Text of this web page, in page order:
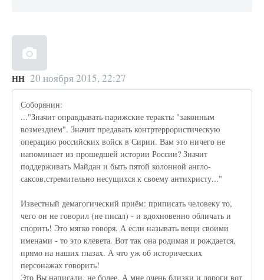
НН 20 ноября 2015, 22:27
Соборянин:
..."Значит оправдывать парижские теракты "законным
возмездием". Значит предавать контртеррористическую
операцию российских войск в Сирии. Вам это ничего не
напоминает из прошедшей истории России? Значит
поддерживать Майдан и быть пятой колонной англо-
саксов,стремительно несущихся к своему антихристу..."
Известный демагогический приём: приписать человеку то,
чего он не говорил (не писал) - и вдохновенно обличать и
спорить! Это мягко говоря. А если называть вещи своими
именами - то это клевета. Вот так она родимая и рождается,
прямо на наших глазах. А что уж об исторических
персонажах говорить!
Это Вы написали, не более. А мне очень близки и дороги вот